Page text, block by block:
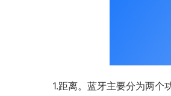
1.距离。蓝牙主要分为两个